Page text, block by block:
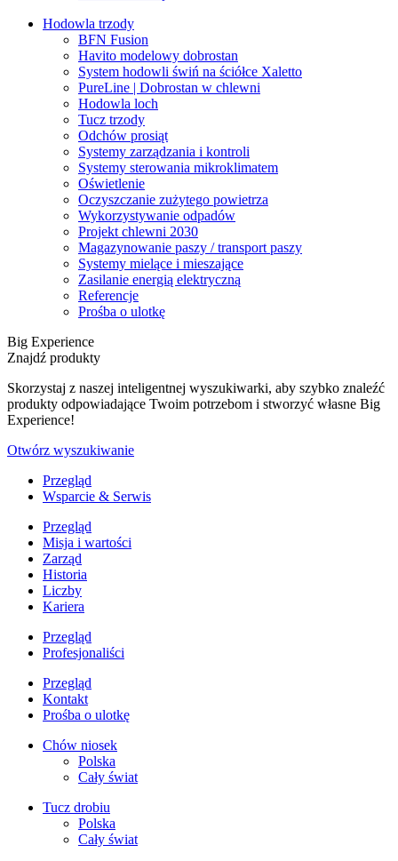
Hodowla trzody
BFN Fusion
Havito modelowy dobrostan
System hodowli świń na ściółce Xaletto
PureLine | Dobrostan w chlewni
Hodowla loch
Tucz trzody
Odchów prosiąt
Systemy zarządzania i kontroli
Systemy sterowania mikroklimatem
Oświetlenie
Oczyszczanie zużytego powietrza
Wykorzystywanie odpadów
Projekt chlewni 2030
Magazynowanie paszy / transport paszy
Systemy mielące i mieszające
Zasilanie energią elektryczną
Referencje
Prośba o ulotkę
Big Experience
Znajdź produkty
Skorzystaj z naszej inteligentnej wyszukiwarki, aby szybko znaleźć
produkty odpowiadające Twoim potrzebom i stworzyć własne Big
Experience!
Otwórz wyszukiwanie
Przegląd
Wsparcie & Serwis
Przegląd
Misja i wartości
Zarząd
Historia
Liczby
Kariera
Przegląd
Profesjonaliści
Przegląd
Kontakt
Prośba o ulotkę
Chów niosek
Polska
Cały świat
Tucz drobiu
Polska
Cały świat